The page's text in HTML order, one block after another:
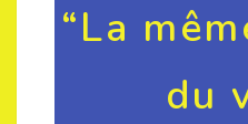
“La
du